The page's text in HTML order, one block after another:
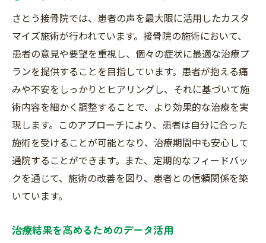
さとう接骨院では、患者の声を最大限に活用したカスタ
マイズ施術が行われています。接骨院の施術において、
患者の意見や要望を重視し、個々の症状に最適な治療プ
ランを提供することを目指しています。患者が抱える痛
みや不安をしっかりとヒアリングし、それに基づいて施
術内容を細かく調整することで、より効果的な治療を実
現します。このアプローチにより、患者は自分に合った
施術を受けることが可能となり、治療期間中も安心して
通院することができます。また、定期的なフィードバッ
クを通じて、施術の改善を図り、患者との信頼関係を築
いています。
治療結果を高めるためのデータ活用